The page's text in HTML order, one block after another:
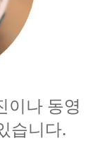
이나 동영
습니다.